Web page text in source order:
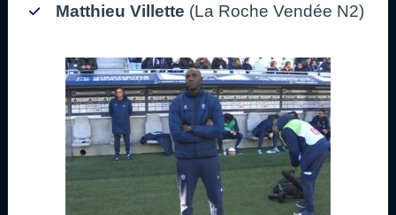
Matthieu Villette (La Roche Vendée N2)